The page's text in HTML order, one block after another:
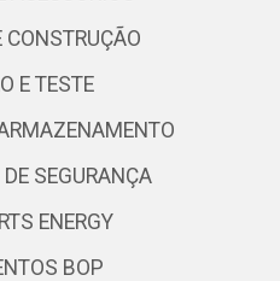
CONSTRUÇÃO
E TESTE
SEGURANÇA
ENERGY
BOP